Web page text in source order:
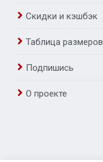
Скидки и кэшбэк
Таблица размеров
Подпишись
О проекте